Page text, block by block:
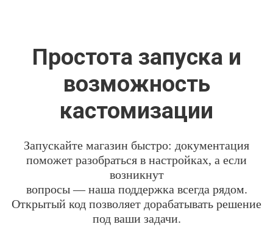
Простота запуска и
возможность
кастомизации
Запускайте магазин быстро: документация
поможет разобраться в настройках, а если
возникнут
вопросы — наша поддержка всегда рядом.
Открытый код позволяет дорабатывать решение
под ваши задачи.